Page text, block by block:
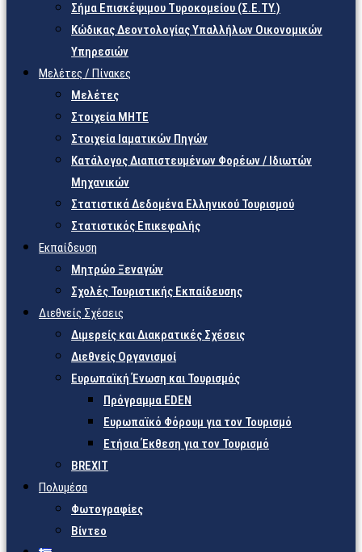
Σήμα Επισκέψιμου Τυροκομείου (Σ.Ε.TY.)
Κώδικας Δεοντολογίας Υπαλλήλων Οικονομικών
Υπηρεσιών
Μελέτες / Πίνακες
Μελέτες
Στοιχεία ΜΗΤΕ
Στοιχεία Ιαματικών Πηγών
Κατάλογος Διαπιστευμένων Φορέων / Ιδιωτών
Μηχανικών
Στατιστικά Δεδομένα Ελληνικού Τουρισμού
Στατιστικός Επικεφαλής
Εκπαίδευση
Μητρώο Ξεναγών
Σχολές Τουριστικής Εκπαίδευσης
Διεθνείς Σχέσεις
Διμερείς και Διακρατικές Σχέσεις
Διεθνείς Οργανισμοί
Ευρωπαϊκή Ένωση και Τουρισμός
Πρόγραμμα EDEN
Ευρωπαϊκό Φόρουμ για τον Τουρισμό
Ετήσια Έκθεση για τον Τουρισμό
BREXIT
Πολυμέσα
Φωτογραφίες
Βίντεο